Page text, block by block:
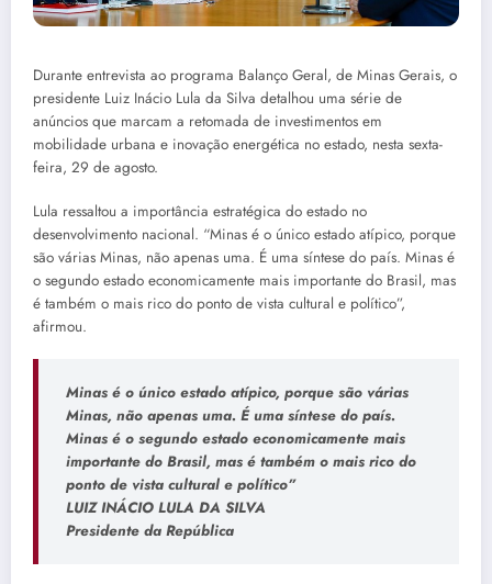
Durante entrevista ao programa Balanço Geral, de Minas Gerais, o
presidente Luiz Inácio Lula da Silva detalhou uma série de
anúncios que marcam a retomada de investimentos em
mobilidade urbana e inovação energética no estado, nesta sexta-
feira, 29 de agosto.
Lula ressaltou a importância estratégica do estado no
desenvolvimento nacional. “Minas é o único estado atípico, porque
são várias Minas, não apenas uma. É uma síntese do país. Minas é
o segundo estado economicamente mais importante do Brasil, mas
é também o mais rico do ponto de vista cultural e político”,
afirmou.
Minas é o único estado atípico, porque são várias
Minas, não apenas uma. É uma síntese do país.
Minas é o segundo estado economicamente mais
importante do Brasil, mas é também o mais rico do
ponto de vista cultural e político”
LUIZ INÁCIO LULA DA SILVA
Presidente da República